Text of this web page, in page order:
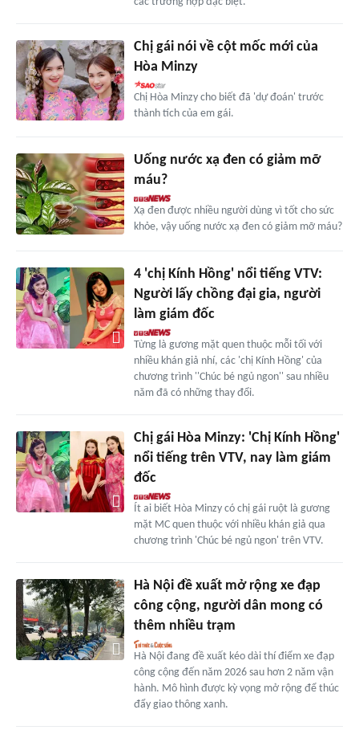
Chị gái nói về cột mốc mới của
Hòa Minzy
Chị Hòa Minzy cho biết đã 'dự đoán' trước
thành tích của em gái.
Uống nước xạ đen có giảm mỡ
máu?
Xạ đen được nhiều người dùng vì tốt cho sức
khỏe, vậy uống nước xạ đen có giảm mỡ máu?
4 'chị Kính Hồng' nổi tiếng VTV:
Người lấy chồng đại gia, người
làm giám đốc
Từng là gương mặt quen thuộc mỗi tối với
nhiều khán giả nhí, các 'chị Kính Hồng' của
chương trình ''Chúc bé ngủ ngon'' sau nhiều
năm đã có những thay đổi.
Chị gái Hòa Minzy: 'Chị Kính Hồng'
nổi tiếng trên VTV, nay làm giám
đốc
Ít ai biết Hòa Minzy có chị gái ruột là gương
mặt MC quen thuộc với nhiều khán giả qua
chương trình 'Chúc bé ngủ ngon' trên VTV.
Hà Nội đề xuất mở rộng xe đạp
công cộng, người dân mong có
thêm nhiều trạm
Hà Nội đang đề xuất kéo dài thí điểm xe đạp
công cộng đến năm 2026 sau hơn 2 năm vận
hành. Mô hình được kỳ vọng mở rộng để thúc
đẩy giao thông xanh.